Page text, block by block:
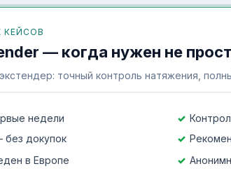
КЕЙСОВ
— когда нужен не
точный контроль натяжения,
недели
без докупок
в Европе